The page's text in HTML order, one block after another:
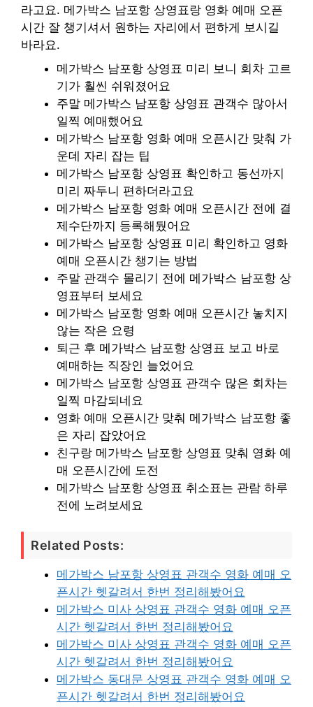
라고요. 메가박스 남포항 상영표랑 영화 예매 오픈
시간 잘 챙기셔서 원하는 자리에서 편하게 보시길
바라요.
메가박스 남포항 상영표 미리 보니 회차 고르
기가 훨씬 쉬워졌어요
주말 메가박스 남포항 상영표 관객수 많아서
일찍 예매했어요
메가박스 남포항 영화 예매 오픈시간 맞춰 가
운데 자리 잡는 팁
메가박스 남포항 상영표 확인하고 동선까지
미리 짜두니 편하더라고요
메가박스 남포항 영화 예매 오픈시간 전에 결
제수단까지 등록해뒀어요
메가박스 남포항 상영표 미리 확인하고 영화
예매 오픈시간 챙기는 방법
주말 관객수 몰리기 전에 메가박스 남포항 상
영표부터 보세요
메가박스 남포항 영화 예매 오픈시간 놓치지
않는 작은 요령
퇴근 후 메가박스 남포항 상영표 보고 바로
예매하는 직장인 늘었어요
메가박스 남포항 상영표 관객수 많은 회차는
일찍 마감되네요
영화 예매 오픈시간 맞춰 메가박스 남포항 좋
은 자리 잡았어요
친구랑 메가박스 남포항 상영표 맞춰 영화 예
매 오픈시간에 도전
메가박스 남포항 상영표 취소표는 관람 하루
전에 노려보세요
Related Posts:
메가박스 남포항 상영표 관객수 영화 예매 오
픈시간 헷갈려서 한번 정리해봤어요
메가박스 미사 상영표 관객수 영화 예매 오픈
시간 헷갈려서 한번 정리해봤어요
메가박스 미사 상영표 관객수 영화 예매 오픈
시간 헷갈려서 한번 정리해봤어요
메가박스 동대문 상영표 관객수 영화 예매 오
픈시간 헷갈려서 한번 정리해봤어요